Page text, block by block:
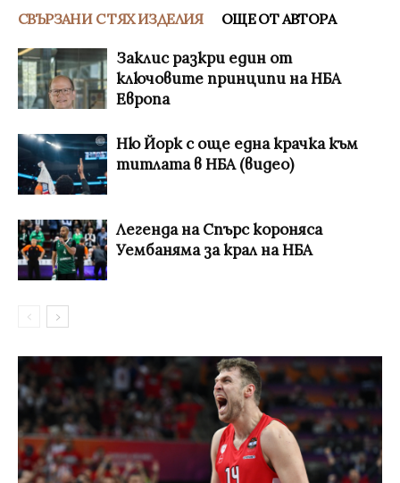
СВЪРЗАНИ С ТЯХ ИЗДЕЛИЯ ОЩЕ ОТ АВТОРА
Заклис разкри един от
ключовите принципи на НБА
Европа
Ню Йорк с още една крачка към
титлата в НБА (видео)
Легенда на Спърс короняса
Уембаняма за крал на НБА